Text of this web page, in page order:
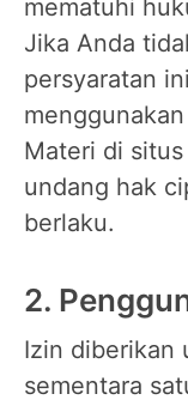
mematuhi
Jika Anda
persyaratan
Materi di
undang hak
berlaku.
2.
Izin diberikan
sementara